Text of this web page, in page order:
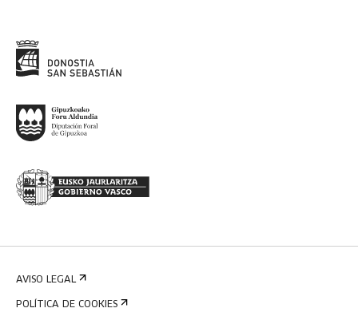
AVISO LEGAL
POLÍTICA DE COOKIES